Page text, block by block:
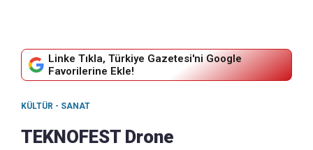
Linke Tıkla, Türkiye Gazetesi'ni Google
Favorilerine Ekle!
KÜLTÜR - SANAT
TEKNOFEST Drone